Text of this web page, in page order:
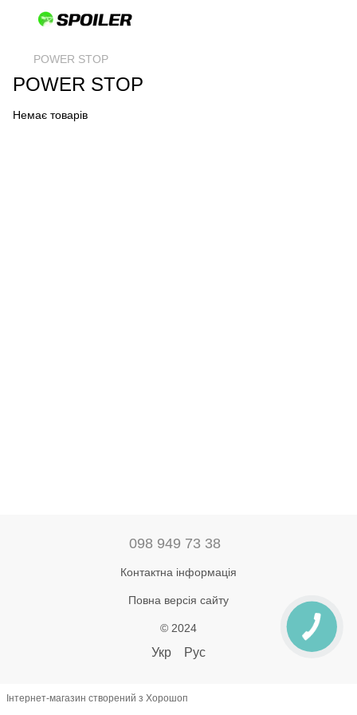
POWER STOP
POWER STOP
Немає товарів
098 949 73 38
Контактна інформація
Повна версія сайту
© 2024
Укр Рус
Інтернет-магазин створений з Хорошоп